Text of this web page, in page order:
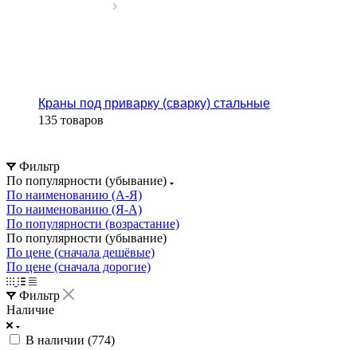
Краны под приварку (сварку) стальные
135 товаров
Фильтр
По популярности (убывание)
По наименованию (А-Я)
По наименованию (Я-А)
По популярности (возрастание)
По популярности (убывание)
По цене (сначала дешёвые)
По цене (сначала дорогие)
Фильтр
Наличие
В наличии (774)